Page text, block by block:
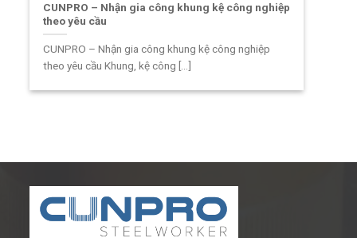
CUNPRO – Nhận gia công khung kệ công nghiệp
theo yêu cầu
CUNPRO – Nhận gia công khung kệ công nghiệp
theo yêu cầu Khung, kệ công [...]